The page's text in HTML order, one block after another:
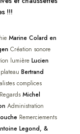
!!!
Marine Colard en
Création sonore
lumièreLucien
Bertrand
complices
RegardsMichel
Administration
Remerciements
Legond, &